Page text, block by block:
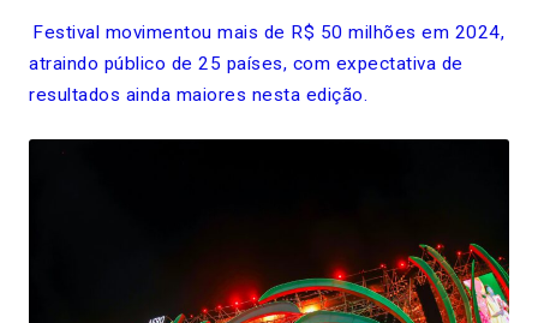
Festival movimentou mais de R$ 50 milhões em 2024,
atraindo público de 25 países, com expectativa de
resultados ainda maiores nesta edição.